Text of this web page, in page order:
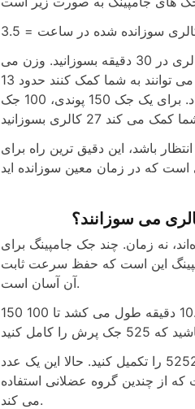
جک های جامپینگ می توانند به شما کمک کنند تا 9 کالری در دقیقه برای 150 پوندی و 283 کالری در 30 دقیقه بسوزانید. وزن می
تواند تاثیر زیادی بر مصرف کالری شما داشته باشد. اگر 220 پوند وزن دارید، جک های جامپینگ می توانند به شما کمک کنند حدود 13
کالری در دقیقه بسوزانید. به طور متوسط می توان 50 جک پرش را در یک دقیقه انجام داد. برای یک جک 150 پوندی، 100 جک
باشد، این دقیق ترین راه برای
نه زمان. چند جک جامپینگ برای
لازم است؟ 500؟ 500؟ مزیت جک های جامپینگ این است که حفظ سرعت ثابت
آن آسان است.
150 پوند (68 کیلوگرم) یک سرعت ثابت با شدت بالا (9.52 کیلو کالری در دقیقه) حفظ کنید، حدود 10.5 دقیقه طول می کشد تا 100
اگر هدف شما 500 کالری باشد، باید 2626 جک پرش را انجام دهید. برای رسیدن به طلا باید 5252 را تکمیل کنید. حالا این یک عدد
از چندین گروه عضلانی استفاده
می کند.